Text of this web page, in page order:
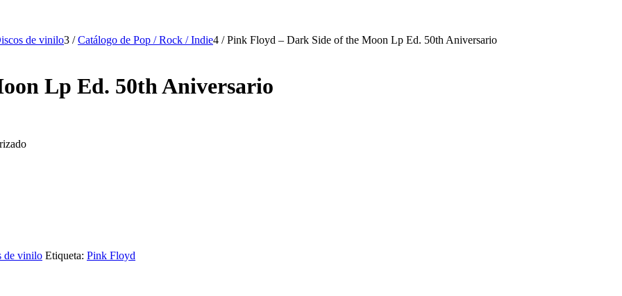
de vinilo3 / Catálogo de Pop / Rock / Indie4 / Pink Floyd – Dark Side of the Moon Lp Ed. 50th Aniversario
Lp Ed. 50th Aniversario
de vinilo Etiqueta: Pink Floyd